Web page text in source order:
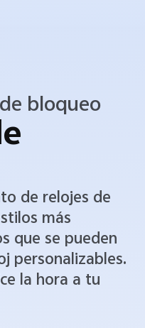
bloqueo
de relojes de
más
que se pueden
personalizables.
la hora a tu